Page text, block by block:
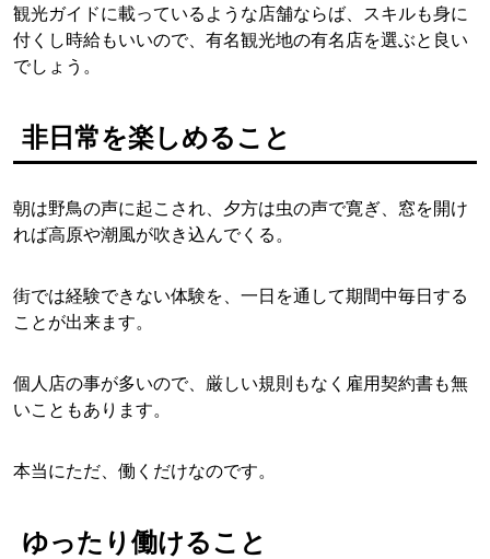
観光ガイドに載っているような店舗ならば、スキルも身に
付くし時給もいいので、有名観光地の有名店を選ぶと良い
でしょう。
非日常を楽しめること
朝は野鳥の声に起こされ、夕方は虫の声で寛ぎ、窓を開け
れば高原や潮風が吹き込んでくる。
街では経験できない体験を、一日を通して期間中毎日する
ことが出来ます。
個人店の事が多いので、厳しい規則もなく雇用契約書も無
いこともあります。
本当にただ、働くだけなのです。
ゆったり働けること